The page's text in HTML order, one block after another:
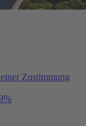
Zustimmung